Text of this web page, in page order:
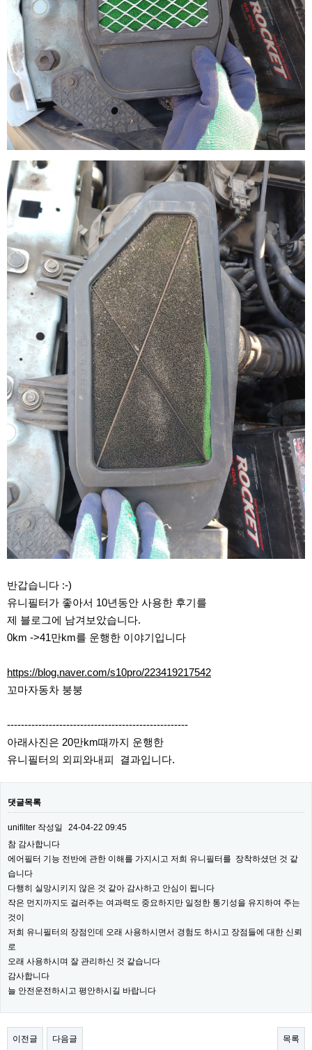
반갑습니다 :-)
유니필터가 좋아서 10년동안 사용한 후기를
제 블로그에 남겨보았습니다.
0km ->41만km를 운행한 이야기입니다
https://blog.naver.com/s10pro/223419217542
꼬마자동차 붕붕
----------------------------------------------------
아래사진은 20만km때까지 운행한
유니필터의 외피와내피 결과입니다.
댓글목록
unifilter 작성일
24-04-22 09:45
참 감사합니다
에어필터 기능 전반에 관한 이해를 가지시고 저희 유니필터를 장착하셨던 것 같
습니다
다행히 실망시키지 않은 것 같아 감사하고 안심이 됩니다
작은 먼지까지도 걸러주는 여과력도 중요하지만 일정한 통기성을 유지하여 주는
것이
저희 유니필터의 장점인데 오래 사용하시면서 경험도 하시고 장점들에 대한 신뢰
로
오래 사용하시며 잘 관리하신 것 같습니다
감사합니다
늘 안전운전하시고 평안하시길 바랍니다
이전글 다음글 목록